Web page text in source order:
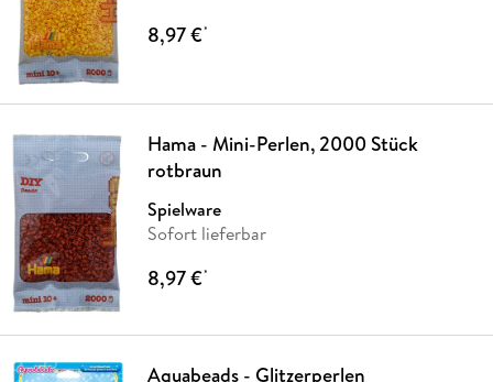
8,97 €*
Hama - Mini-Perlen, 2000 Stück
rotbraun
Spielware
Sofort lieferbar
8,97 €*
Aquabeads - Glitzerperlen